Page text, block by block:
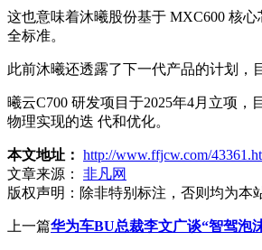
这也意味着沐曦股份基于 MXC600 核
全标准。
此前沐曦还透露了下一代产品的计划，
曦云C700 研发项目于2025年4月立项
物理实现的迭 代和优化。
本文地址： http://www.ffjcw.com/
文章来源：
非凡网
版权声明： 除非特别标注，否则均为本
上一篇华为车BU总裁李文广谈“智驾泡